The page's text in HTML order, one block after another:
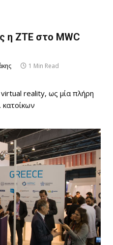
η ΖΤΕ στο MWC
1 Min Read
reality, ως μία πλήρη